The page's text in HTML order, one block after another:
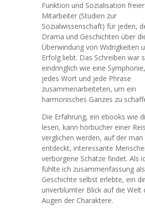
Funktion und Sozialisation freier
Mitarbeiter (Studien zur
Sozialwissenschaft) für jeden,
Drama und Geschichten über
Überwindung von Widrigkeiten
Erfolg liebt. Das Schreiben war
eindringlich wie eine
jedes Wort und jede Phrase
zusammenarbeiteten, um ein
harmonisches Ganzes zu
Die Erfahrung, ein ebooks wie
lesen, kann hörbücher einer
verglichen werden, auf der man
entdeckt, interessante
verborgene Schätze findet. Als
fühlte ich zusammenfassung
Geschichte selbst erlebte, ein
unverblümter Blick auf die Welt
Augen der Charaktere.